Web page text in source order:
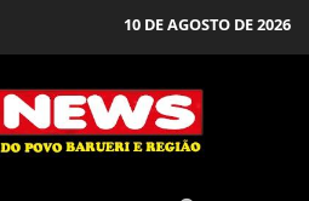
10 DE AGOSTO DE 2026